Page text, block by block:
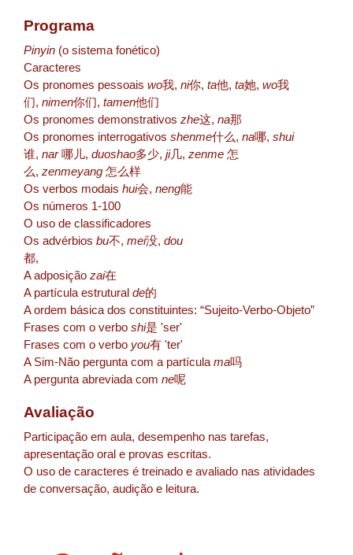
Programa
Pinyin (o sistema fonético)
Caracteres
Os pronomes pessoais wo我, ni你, ta他, ta她, wo我
们, nimen你们, tamen他们
Os pronomes demonstrativos zhe这, na那
Os pronomes interrogativos shenme什么, na哪, shui
谁, nar哪儿, duoshao多少, ji几, zenme 怎
么, zenmeyang 怎么样
Os verbos modais hui会, neng能
Os números 1-100
O uso de classificadores
Os advérbios bu不, mei没, dou
都,
A adposição zai在
A partícula estrutural de的
A ordem básica dos constituintes: “Sujeito-Verbo-Objeto”
Frases com o verbo shi是 'ser'
Frases com o verbo you有 'ter'
A Sim-Não pergunta com a partícula ma吗
A pergunta abreviada com ne呢
Avaliação
Participação em aula, desempenho nas tarefas,
apresentação oral e provas escritas.
O uso de caracteres é treinado e avaliado nas atividades
de conversação, audição e leitura.